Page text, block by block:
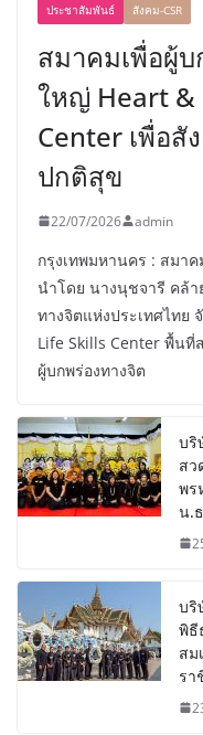
ประชาสัมพันธ์ สังคม-CSR
สมาคมเพื่อผู้
ใหญ่ Heart &
Center เพื่อสั
ปกติสุข
22/07/2026 admin
กรุงเทพมหานคร : สมาค
นำโดย นางนุชจารี คล้
ทางจิตแห่งประเทศไทย
Life Skills Center พื้นที่
ผู้บกพร่องทางจิต
บริ
สว
พร
น.
บริ
พิธี
สม
รา